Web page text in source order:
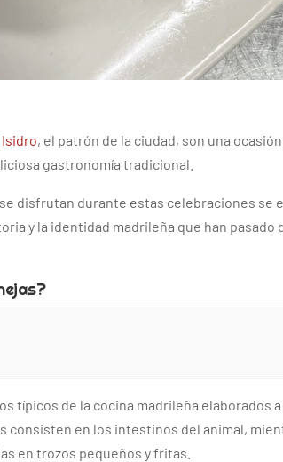
Isidro, el patrón de la ciudad, son una
gastronomía tradicional.
disfrutan durante estas celebraciones se
y la identidad madrileña que han pasado
típicos de la cocina madrileña elaborados
consisten en los intestinos del animal,
en trozos pequeños y fritas.